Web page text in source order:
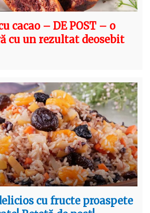
cacao – DE POST – o
cu un rezultat deosebit
cu fructe proaspete